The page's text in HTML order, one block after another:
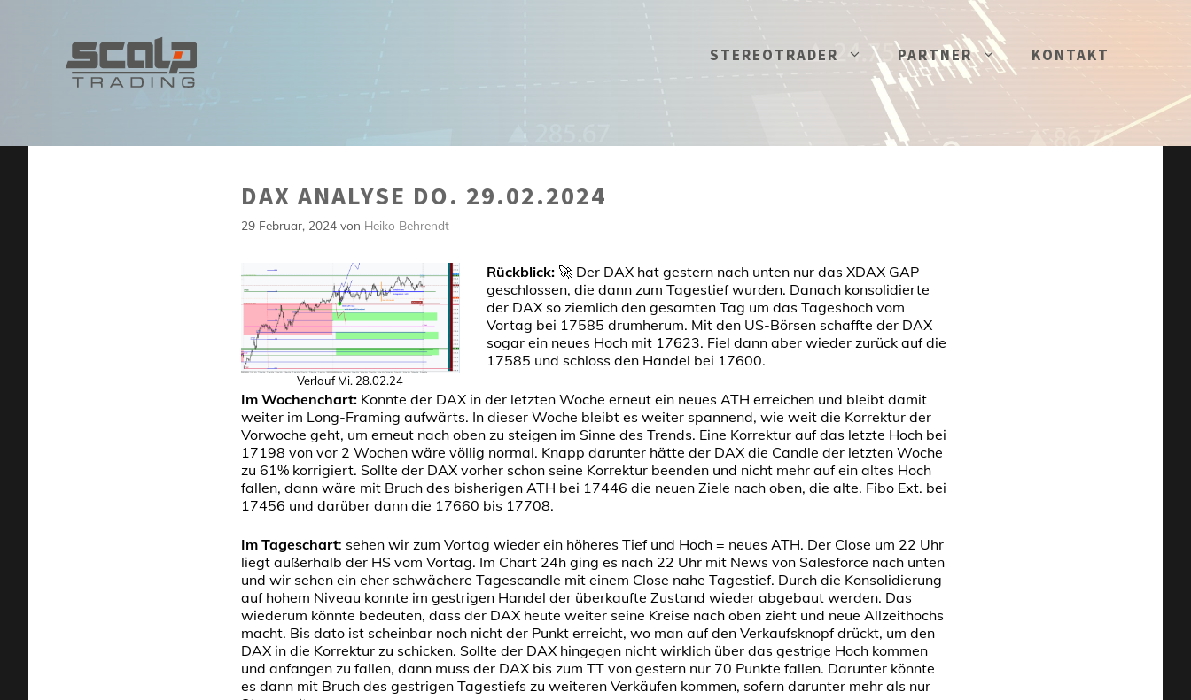
STEREOTRADER PARTNER KONTAKT
DAX ANALYSE DO. 29.02.2024
29 Februar, 2024 von Heiko Behrendt
Verlauf Mi. 28.02.24
Rückblick: 🚀 Der DAX hat gestern nach unten nur das XDAX GAP
geschlossen, die dann zum Tagestief wurden. Danach konsolidierte
der DAX so ziemlich den gesamten Tag um das Tageshoch vom
Vortag bei 17585 drumherum. Mit den US-Börsen schaffte der DAX
sogar ein neues Hoch mit 17623. Fiel dann aber wieder zurück auf die
17585 und schloss den Handel bei 17600.
Im Wochenchart: Konnte der DAX in der letzten Woche erneut ein neues ATH erreichen und bleibt damit
weiter im Long-Framing aufwärts. In dieser Woche bleibt es weiter spannend, wie weit die Korrektur der
Vorwoche geht, um erneut nach oben zu steigen im Sinne des Trends. Eine Korrektur auf das letzte Hoch bei
17198 von vor 2 Wochen wäre völlig normal. Knapp darunter hätte der DAX die Candle der letzten Woche
zu 61% korrigiert. Sollte der DAX vorher schon seine Korrektur beenden und nicht mehr auf ein altes Hoch
fallen, dann wäre mit Bruch des bisherigen ATH bei 17446 die neuen Ziele nach oben, die alte. Fibo Ext. bei
17456 und darüber dann die 17660 bis 17708.
Im Tageschart: sehen wir zum Vortag wieder ein höheres Tief und Hoch = neues ATH. Der Close um 22 Uhr
liegt außerhalb der HS vom Vortag. Im Chart 24h ging es nach 22 Uhr mit News von Salesforce nach unten
und wir sehen ein eher schwächere Tagescandle mit einem Close nahe Tagestief. Durch die Konsolidierung
auf hohem Niveau konnte im gestrigen Handel der überkaufte Zustand wieder abgebaut werden. Das
wiederum könnte bedeuten, dass der DAX heute weiter seine Kreise nach oben zieht und neue Allzeithochs
macht. Bis dato ist scheinbar noch nicht der Punkt erreicht, wo man auf den Verkaufsknopf drückt, um den
DAX in die Korrektur zu schicken. Sollte der DAX hingegen nicht wirklich über das gestrige Hoch kommen
und anfangen zu fallen, dann muss der DAX bis zum TT von gestern nur 70 Punkte fallen. Darunter könnte
es dann mit Bruch des gestrigen Tagestiefs zu weiteren Verkäufen kommen, sofern darunter mehr als nur